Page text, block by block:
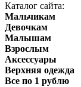
Каталог сайта:
Мальчикам
Девочкам
Малышам
Взрослым
Аксессуары
Верхняя одежда
Все по 1 рублю